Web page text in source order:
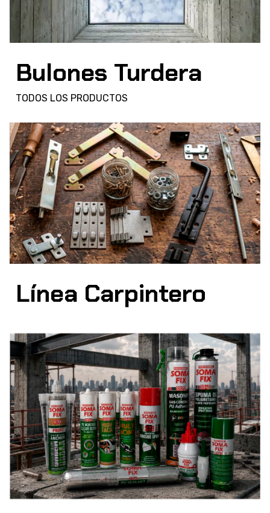
Bulones Turdera
TODOS LOS PRODUCTOS
Línea Carpintero